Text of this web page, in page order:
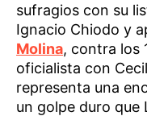
sufragios con su
Ignacio Chiodo y
Molina, contra los
oficialista con
representa una
un golpe duro que